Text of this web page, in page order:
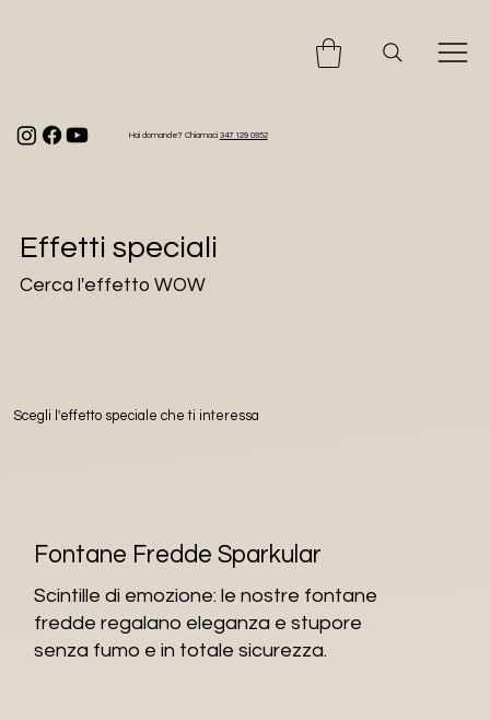
Hai domande? Chiamaci 347 129 0952
Effetti speciali
Cerca l'effetto WOW
Scegli l'effetto speciale che ti interessa
Fontane Fredde Sparkular
Scintille di emozione: le nostre fontane
fredde regalano eleganza e stupore
senza fumo e in totale sicurezza.